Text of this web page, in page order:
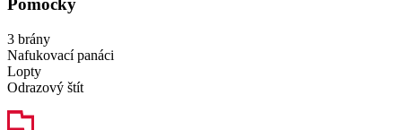
Pomôcky
3 brány
Nafukovací panáci
Lopty
Odrazový štít